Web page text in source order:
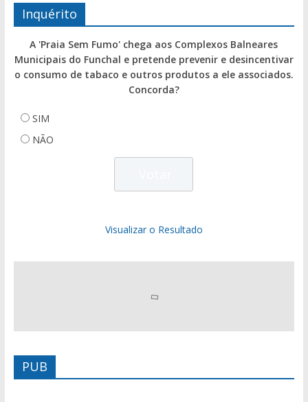
Inquérito
A 'Praia Sem Fumo' chega aos Complexos Balneares
Municipais do Funchal e pretende prevenir e desincentivar
o consumo de tabaco e outros produtos a ele associados.
Concorda?
SIM
NÃO
Visualizar o Resultado
PUB